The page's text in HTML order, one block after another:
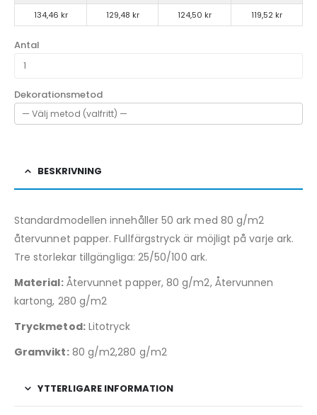
134,46 kr
129,48 kr 124,50 kr 119,52 kr
Antal
Dekorationsmetod
BESKRIVNING
Standardmodellen innehåller 50 ark med 80 g/m2
återvunnet papper. Fullfärgstryck är möjligt på varje ark.
Tre storlekar tillgängliga: 25/50/100 ark.
Material:Återvunnet papper, 80 g/m2, Återvunnen
kartong, 280 g/m2
Tryckmetod:Litotryck
Gramvikt:80 g/m2,280 g/m2
YTTERLIGARE INFORMATION